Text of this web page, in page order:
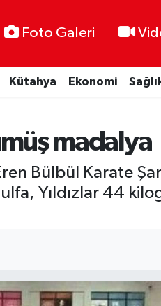
Foto Galeri
Kütahya Ekonomi
madalya
Bülbül Karate
Yıldızlar 44